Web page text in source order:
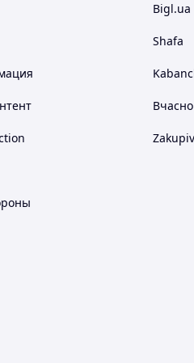
Bigl.ua
Shafa
Вчасно